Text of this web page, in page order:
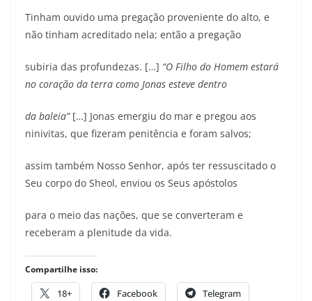
Tinham ouvido uma pregação proveniente do alto, e
não tinham acreditado nela; então a pregação
subiria das profundezas. […] “O Filho do Homem estará
no coração da terra como Jonas esteve dentro
da baleia”[…] Jonas emergiu do mar e pregou aos
ninivitas, que fizeram penitência e foram salvos;
assim também Nosso Senhor, após ter ressuscitado o
Seu corpo do Sheol, enviou os Seus apóstolos
para o meio das nações, que se converteram e
receberam a plenitude da vida.
Compartilhe isso:
18+ Facebook Telegram